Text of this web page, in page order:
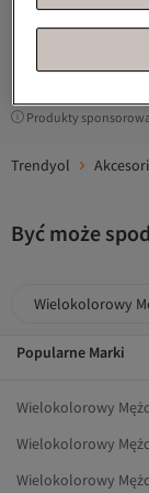
Produkty
Trendyol
Być może
Wielokolorowy
Popularne Marki